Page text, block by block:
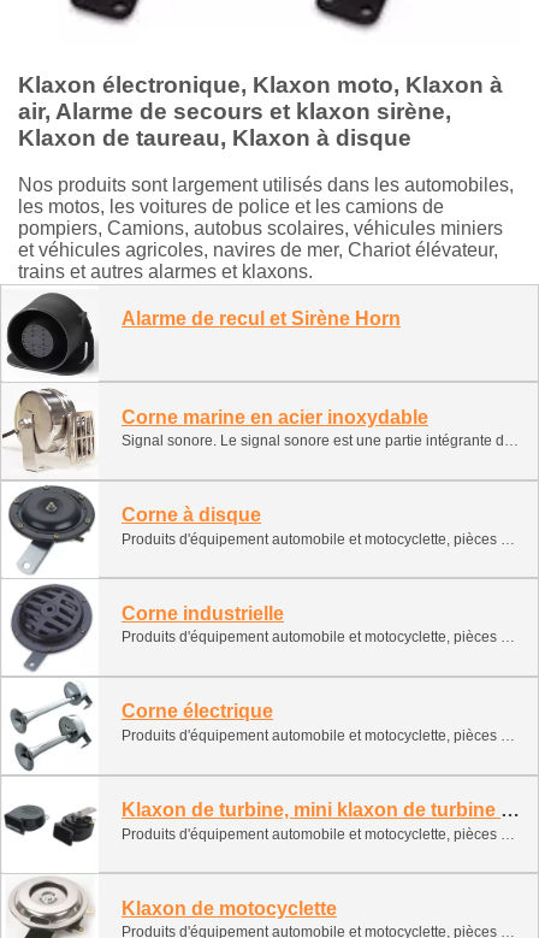
Klaxon électronique, Klaxon moto, Klaxon à
air, Alarme de secours et klaxon sirène,
Klaxon de taureau, Klaxon à disque
Nos produits sont largement utilisés dans les automobiles,
les motos, les voitures de police et les camions de
pompiers, Camions, autobus scolaires, véhicules miniers
et véhicules agricoles, navires de mer, Chariot élévateur,
trains et autres alarmes et klaxons.
Alarme de recul et Sirène Horn
Corne marine en acier inoxydable
Signal sonore. Le signal sonore est une partie intégrante de tout véhicule. Fournir des signaux pour prévenir une urgence. Cette classification contient plusieurs types de signaux sonores. Il peut être installé et utilisé sur des navires, des bateaux, des VTT, des motoneiges et des bateaux à moteur. 1. Signal électronique (escargot, forge monophonique, forge bicolore) 2. Signal aérien (pneumatique avec compresseur) 3. Forgé à l'air (cylindre de gaz comprimé)
Corne à disque
Produits d'équipement automobile et motocyclette, pièces de rechange automobile, signal automobile
Corne industrielle
Produits d'équipement automobile et motocyclette, pièces de rechange automobile, signal automobile
Corne électrique
Produits d'équipement automobile et motocyclette, pièces de rechange automobile, signal automobile
Klaxon de turbine, mini klaxon de turbine et amplificateur Klaxon multi-sons
Klaxon de motocyclette
Produits d'équipement automobile et motocyclette, pièces de rechange automobile, signal automobile